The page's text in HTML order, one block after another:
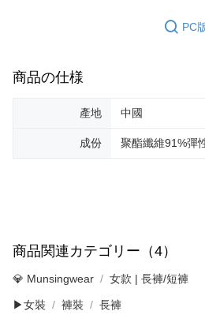
PC
商品の仕様
產地 中國
成份 聚酯纖維91%彈
商品関連カテゴリー（4）
💎 Munsingwear 女款 | 長褲/短褲
▶女裝 褲裝 長褲